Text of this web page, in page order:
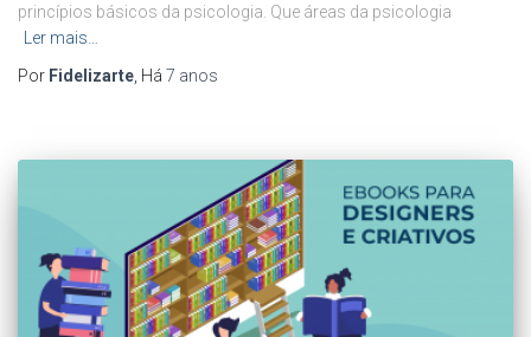
princípios básicos da psicologia. Que áreas da psicologia
Ler mais…
Por Fidelizarte , Há 7 anos